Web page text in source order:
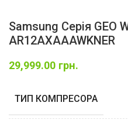
Samsung Серія GEO
AR12AXAAAWKNER
29,999.00 грн.
ТИП КОМПРЕСОРА